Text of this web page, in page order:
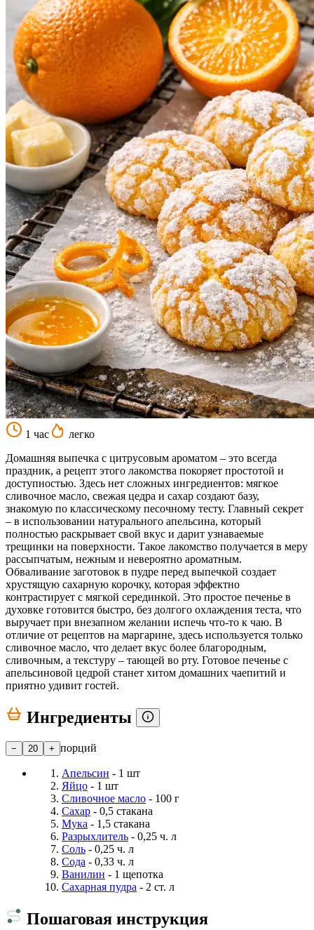
1 час
легко
Домашняя выпечка с цитрусовым ароматом – это всегда
праздник, а рецепт этого лакомства покоряет простотой и
доступностью. Здесь нет сложных ингредиентов: мягкое
сливочное масло, свежая цедра и сахар создают базу,
знакомую по классическому песочному тесту. Главный секрет
– в использовании натурального апельсина, который
полностью раскрывает свой вкус и дарит узнаваемые
трещинки на поверхности. Такое лакомство получается в меру
рассыпчатым, нежным и невероятно ароматным.
Обваливание заготовок в пудре перед выпечкой создает
хрустящую сахарную корочку, которая эффектно
контрастирует с мягкой серединкой. Это простое печенье в
духовке готовится быстро, без долгого охлаждения теста, что
выручает при внезапном желании испечь что-то к чаю. В
отличие от рецептов на маргарине, здесь используется только
сливочное масло, что делает вкус более благородным,
сливочным, а текстуру – тающей во рту. Готовое печенье с
апельсиновой цедрой станет хитом домашних чаепитий и
приятно удивит гостей.
Ингредиенты
− 20 + порций
Апельсин - 1 шт
Яйцо - 1 шт
Сливочное масло - 100 г
Сахар - 0,5 стакана
Мука - 1,5 стакана
Разрыхлитель - 0,25 ч. л
Соль - 0,25 ч. л
Сода - 0,33 ч. л
Ванилин - 1 щепотка
Сахарная пудра - 2 ст. л
Пошаговая инструкция